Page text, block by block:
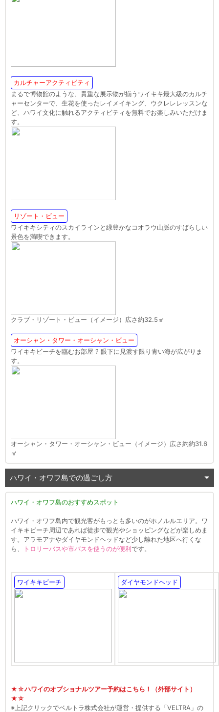
カルチャーアクティビティ
まるで博物館のような、貴重な展示物が揃うワイキキ最大級のカルチ
ャーセンターで、生花を使ったレイメイキング、ウクレレレッスンな
ど、ハワイ文化に触れるアクティビティを無料でお楽しみいただけま
す。
リゾート・ビュー
ワイキキシティのスカイラインと緑豊かなコオラウ山脈のすばらしい
景色を満喫できます。
クラブ・リゾート・ビュー（イメージ）広さ約32.5㎡
オーシャン・タワー・オーシャン・ビュー
ワイキキビーチを臨むお部屋 ? 眼下に見渡す限り青い海が広がりま
す。
オーシャン・タワー・オーシャン・ビュー（イメージ）広さ約約31.6
㎡
ハワイ・オワフ島での過ごし方
ハワイ・オワフ島のおすすめスポット
ハワイ・オワフ島内で観光客がもっとも多いのがホノルルエリア。ワ
イキキビーチ周辺であれば徒歩で観光やショッピングなどが楽しめま
す。アラモアナやダイヤモンドヘッドなど少し離れた地区へ行くな
ら、
トロリーバスや市バスを使うのが便利です。
ワイキキビーチ ダイヤモンドヘッド
★☆ハワイのオプショナルツアー予約はこちら！（外部サイト）
★☆
※上記クリックでベルトラ株式会社が運営・提供する「VELTRA」の